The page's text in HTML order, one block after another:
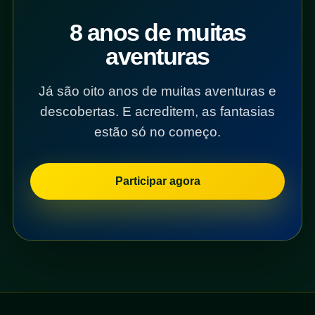
8 anos de muitas
aventuras
Já são oito anos de muitas aventuras e
descobertas. E acreditem, as fantasias
estão só no começo.
Participar agora